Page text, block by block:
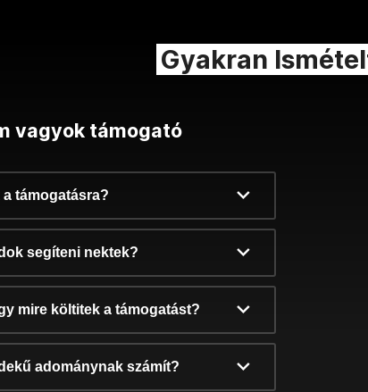
Gyakran
vagyok támogató
támogatásra?
segíteni nektek?
mire költitek a támogatást?
adománynak számít?